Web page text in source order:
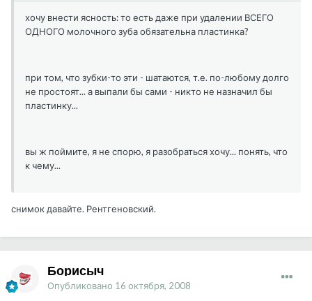
хочу внести ясность: то есть даже при удалении ВСЕГО
ОДНОГО молочного зуба обязательна пластинка?
при том, что зубки-то эти - шатаются, т.е. по-любому долго
не простоят... а выпали бы сами - никто не назначил бы
пластинку...
вы ж поймите, я не спорю, я разобраться хочу... понять, что
к чему...
снимок давайте. Рентгеновский.
Борисыч
Опубликовано 16 октября, 2008